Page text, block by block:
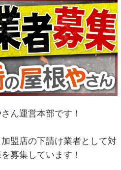
ん運営本部です！
加盟店の下請け業者として対
募集しています！